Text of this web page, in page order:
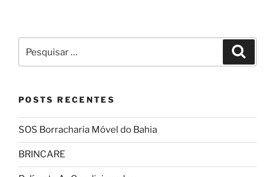
POSTS RECENTES
SOS Borracharia Móvel do Bahia
BRINCARE